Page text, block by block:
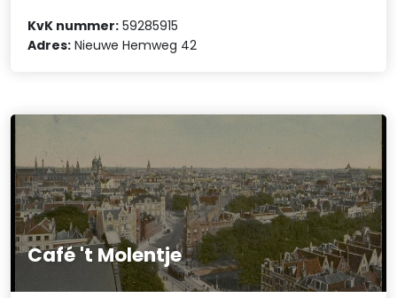
KvK nummer: 59285915
Adres: Nieuwe Hemweg 42
Café 't Molentje